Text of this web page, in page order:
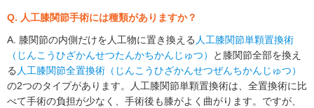
Q. 人工膝関節手術には種類がありますか？
A. 膝関節の内側だけを人工物に置き換える 人工膝関節単顆置換術
（じんこうひざかんせつたんかちかんじゅつ）
と膝関節全部を換え
る 人工膝関節全置換術（じんこうひざかんせつぜんちかんじゅつ）
の2つのタイプがあります。人工膝関節単顆置換術は、全置換術に比
べて手術の負担が少なく、手術後も膝がよく曲がります。ですが、